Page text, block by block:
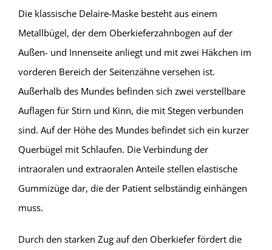
Die klassische Delaire-Maske besteht aus einem
Metallbügel, der dem Oberkieferzahnbogen auf der
Außen- und Innenseite anliegt und mit zwei Häkchen im
vorderen Bereich der Seitenzähne versehen ist.
Außerhalb des Mundes befinden sich zwei verstellbare
Auflagen für Stirn und Kinn, die mit Stegen verbunden
sind. Auf der Höhe des Mundes befindet sich ein kurzer
Querbügel mit Schlaufen. Die Verbindung der
intraoralen und extraoralen Anteile stellen elastische
Gummizüge dar, die der Patient selbständig einhängen
muss.
Durch den starken Zug auf den Oberkiefer fördert die